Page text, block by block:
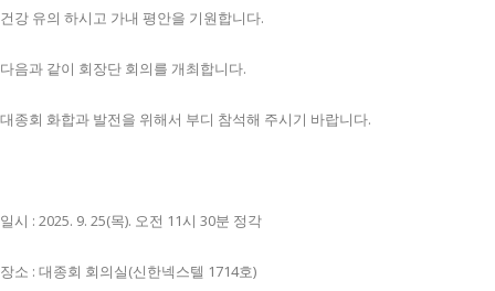
건강 유의 하시고 가내 평안을 기원합니다.
다음과 같이 회장단 회의를 개최합니다.
대종회 화합과 발전을 위해서 부디 참석해 주시기 바랍니다.
일시 : 2025. 9. 25(목). 오전 11시 30분 정각
장소 : 대종회 회의실(신한넥스텔 1714호)